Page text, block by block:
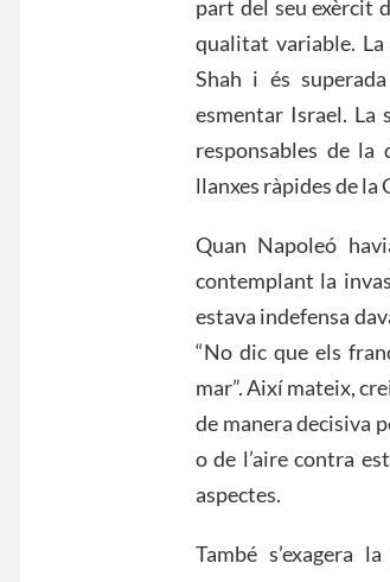
part del seu exèrcit
qualitat variable. La
Shah i és
esmentar Israel. La
responsables de la
llanxes ràpides de la
Quan Napoleó
contemplant la
estava indefensa
“No dic que els
mar”. Així mateix,
de manera decisiva
o de l’aire contra
aspectes.
També s’exagera